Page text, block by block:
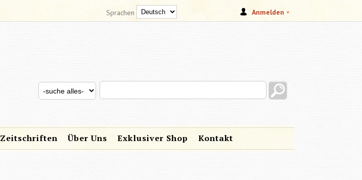
Anmelden
Sprachen
SUCHFORMULAR
Search this site
Search for
Zeitschriften Über Uns Exklusiver Shop Kontakt